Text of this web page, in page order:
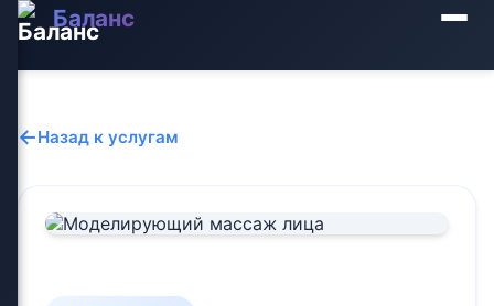
Баланс
←Назад к услугам